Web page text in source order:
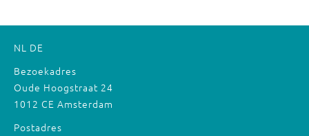
NL DE
Bezoekadres
Oude Hoogstraat 24
1012 CE Amsterdam
Postadres